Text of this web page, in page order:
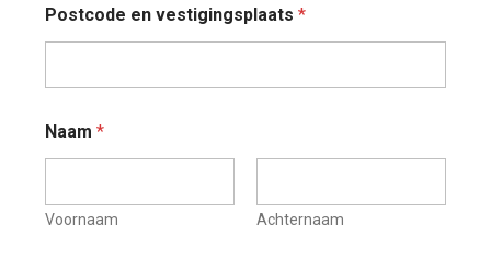
Postcode en vestigingsplaats *
Naam *
Voornaam Achternaam